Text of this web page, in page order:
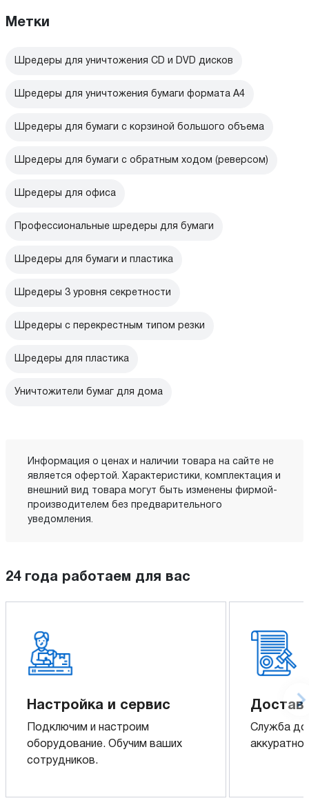
Метки
Шредеры для уничтожения CD и DVD дисков
Шредеры для уничтожения бумаги формата А4
Шредеры для бумаги с корзиной большого объема
Шредеры для бумаги с обратным ходом (реверсом)
Шредеры для офиса
Профессиональные шредеры для бумаги
Шредеры для бумаги и пластика
Шредеры 3 уровня секретности
Шредеры с перекрестным типом резки
Шредеры для пластика
Уничтожители бумаг для дома
Информация о ценах и наличии товара на сайте не
является офертой. Характеристики, комплектация и
внешний вид товара могут быть изменены фирмой-
производителем без предварительного
уведомления.
24 года работаем для вас
Настройка и сервис
Подключим и настроим
оборудование. Обучим ваших
сотрудников.
Служба
аккуратно